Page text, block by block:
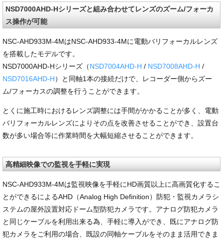
NSD7000AHD-Hシリーズと組み合わせてレンズのズーム/フォーカ
ス操作が可能
NSC-AHD933M-4MはNSC-AHD933-4Mに電動バリフォーカルレンズ
を搭載したモデルです。
NSD7000AHD-Hシリーズ（NSD7004AHD-H / NSD7008AHD-H /
NSD7016AHD-H）と同軸1本の接続だけで、レコーダー側からズー
ム/フォーカスの調整を行うことができます。
とくに施工時におけるレンズ調整には手間がかかることが多く、電動
バリフォーカルレンズによりその点を改善させることができ、設置台
数が多い場合等に作業時間を大幅短縮させることができます。
高精細映像での監視を手軽に実現
NSC-AHD933M-4Mは監視映像を手軽にHD画質以上に高画質化するこ
とができるによるAHD（Analog High Definition）防犯・監視カメラシ
ステムの屋外設置対応ドーム型防犯カメラです。アナログ防犯カメラ
と同じケーブルを利用出来る為、手軽に導入ができ、既にアナログ防
犯カメラをご利用の場合、既設の同軸ケーブルをそのまま活用できま